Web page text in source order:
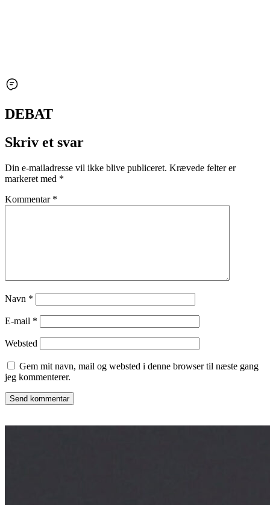
DEBAT
Skriv et svar
Din e-mailadresse vil ikke blive publiceret. Krævede felter er
markeret med *
Kommentar *
Navn *
E-mail *
Websted
Gem mit navn, mail og websted i denne browser til næste gang
jeg kommenterer.